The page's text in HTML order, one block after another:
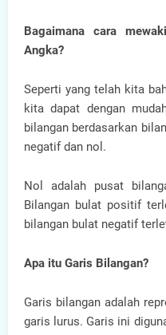
Bagaimana cara
Angka?
Seperti yang telah kita
kita dapat dengan
bilangan berdasarkan
negatif dan nol.
Nol adalah pusat
Bilangan bulat positif
bilangan bulat negatif
Apa itu Garis Bilangan?
Garis bilangan adalah
garis lurus. Garis ini